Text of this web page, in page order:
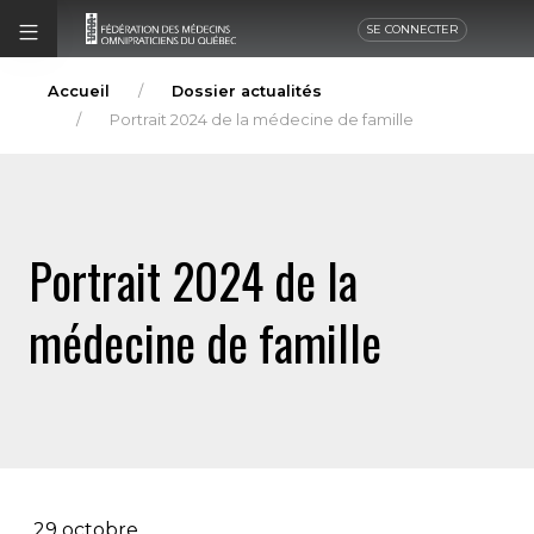
SE CONNECTER
Accueil
Dossier actualités
Portrait 2024 de la médecine de famille
Portrait 2024 de la
médecine de famille